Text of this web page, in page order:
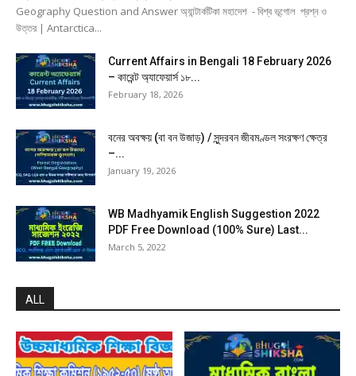
Geography Question and Answer অ্যান্টার্কটিকা মহাদেশ - বিশ্ব ভূগোল প্রশ্ন ও
উত্তর | Antarctica...
Current Affairs in Bengali 18 February 2026
– কারেন্ট অ্যাফেয়ার্স ১৮...
February 18, 2026
বনের অবক্ষয় (বা বন উজাড়) / সুন্দরবন জীবমণ্ডল সংরক্ষণ ক্ষেত্র
–...
January 19, 2026
WB Madhyamik English Suggestion 2022
PDF Free Download (100% Sure) Last...
March 5, 2022
ALL